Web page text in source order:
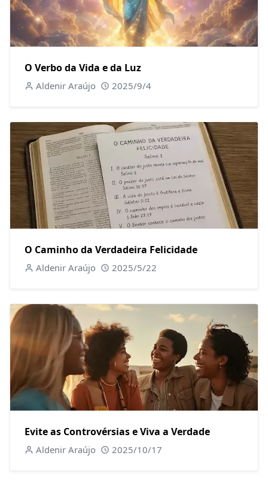
O Verbo da Vida e da Luz
Aldenir Araújo 2025/9/4
O Caminho da Verdadeira Felicidade
Aldenir Araújo 2025/5/22
Evite as Controvérsias e Viva a Verdade
Aldenir Araújo 2025/10/17